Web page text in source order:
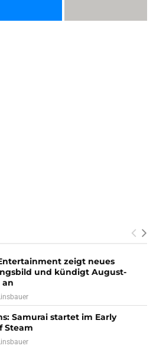
zeigt neues
und kündigt August-
an
Samurai startet im Early
Steam